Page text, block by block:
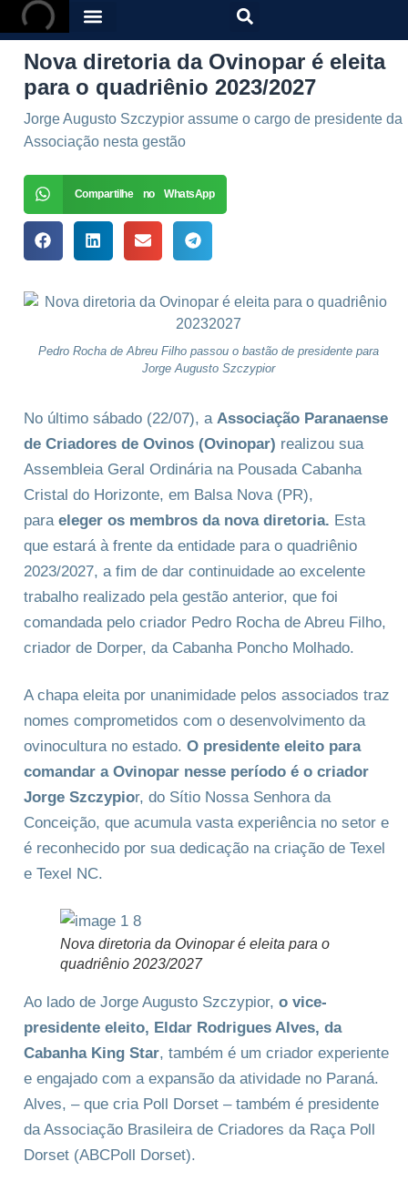
Nova diretoria da Ovinopar é eleita
para o quadriênio 2023/2027
Jorge Augusto Szczypior assume o cargo de presidente da
Associação nesta gestão
Compartilhe no WhatsApp
Pedro Rocha de Abreu Filho passou o bastão de presidente para
Jorge Augusto Szczypior
No último sábado (22/07), a Associação Paranaense
de Criadores de Ovinos (Ovinopar) realizou sua
Assembleia Geral Ordinária na Pousada Cabanha
Cristal do Horizonte, em Balsa Nova (PR),
para eleger os membros da nova diretoria. Esta
que estará à frente da entidade para o quadriênio
2023/2027, a fim de dar continuidade ao excelente
trabalho realizado pela gestão anterior, que foi
comandada pelo criador Pedro Rocha de Abreu Filho,
criador de Dorper, da Cabanha Poncho Molhado.
A chapa eleita por unanimidade pelos associados traz
nomes comprometidos com o desenvolvimento da
ovinocultura no estado. O presidente eleito para
comandar a Ovinopar nesse período é o criador
Jorge Szczypior, do Sítio Nossa Senhora da
Conceição, que acumula vasta experiência no setor e
é reconhecido por sua dedicação na criação de Texel
e Texel NC.
Nova diretoria da Ovinopar é eleita para o
quadriênio 2023/2027
Ao lado de Jorge Augusto Szczypior, o vice-
presidente eleito, Eldar Rodrigues Alves, da
Cabanha King Star, também é um criador experiente
e engajado com a expansão da atividade no Paraná.
Alves, – que cria Poll Dorset – também é presidente
da Associação Brasileira de Criadores da Raça Poll
Dorset (ABCPoll Dorset).